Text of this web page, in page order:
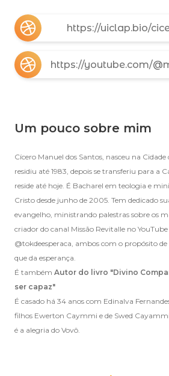
https://uiclap.bio/
Um pouco sobre mim
Cícero Manuel dos Santos, nasceu na
residiu até 1983, depois se transferiu para a
reside até hoje. É Bacharel em teologia e
Cristo desde junho de 2005. Tem dedicado
evangelho, ministrando palestras sobre os
criador do canal Missão Revitalle no
@tokdeesperaca, ambos com o propósito
que da esperança.
É também Autor do livro "Divino
ser capaz"
É casado há 34 anos com Edinalva
filhos Ewerton Caymmi e de Swed
é a alegria do Vovô.